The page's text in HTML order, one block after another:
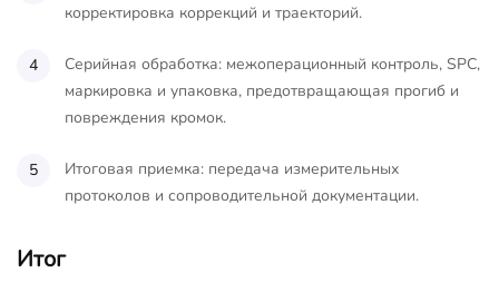
корректировка коррекций и траекторий.
Серийная обработка: межоперационный контроль, SPC,
маркировка и упаковка, предотвращающая прогиб и
повреждения кромок.
Итоговая приемка: передача измерительных
протоколов и сопроводительной документации.
Итог